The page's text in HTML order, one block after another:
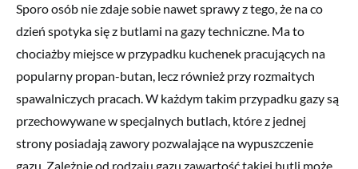
Sporo osób nie zdaje sobie nawet sprawy z tego, że na co
dzień spotyka się z butlami na gazy techniczne. Ma to
chociażby miejsce w przypadku kuchenek pracujących na
popularny propan-butan, lecz również przy rozmaitych
spawalniczych pracach. W każdym takim przypadku gazy są
przechowywane w specjalnych butlach, które z jednej
strony posiadają zawory pozwalające na wypuszczenie
gazu. Zależnie od rodzaju gazu zawartość takiej butli może